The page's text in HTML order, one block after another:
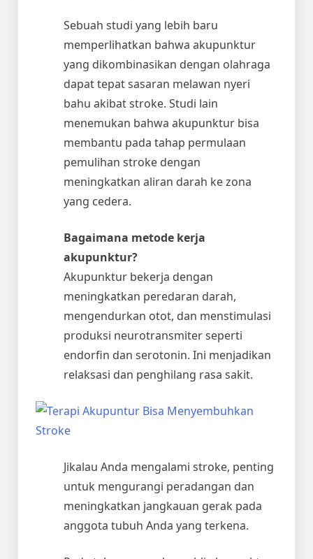
Sebuah studi yang lebih baru
memperlihatkan bahwa akupunktur
yang dikombinasikan dengan olahraga
dapat tepat sasaran melawan nyeri
bahu akibat stroke. Studi lain
menemukan bahwa akupunktur bisa
membantu pada tahap permulaan
pemulihan stroke dengan
meningkatkan aliran darah ke zona
yang cedera.
Bagaimana metode kerja
akupunktur?
Akupunktur bekerja dengan
meningkatkan peredaran darah,
mengendurkan otot, dan menstimulasi
produksi neurotransmiter seperti
endorfin dan serotonin. Ini menjadikan
relaksasi dan penghilang rasa sakit.
Jikalau Anda mengalami stroke, penting
untuk mengurangi peradangan dan
meningkatkan jangkauan gerak pada
anggota tubuh Anda yang terkena.